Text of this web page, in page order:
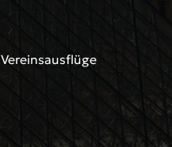
Vereinsausflüge